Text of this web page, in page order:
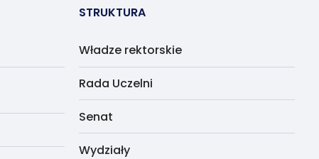
STRUKTURA
Władze rektorskie
Rada Uczelni
Senat
Wydziały